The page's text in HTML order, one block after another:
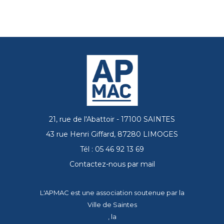
21, rue de l'Abattoir - 17100 SAINTES
43 rue Henri Giffard, 87280 LIMOGES
Tél : 05 46 92 13 69
Contactez-nous par mail
L'APMAC est une association soutenue par la
Ville de Saintes
, la